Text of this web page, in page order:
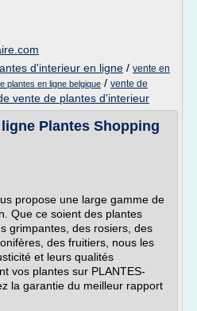
d'interieur en ligne / vente en
plantes en ligne belgique / vente de
vente de plantes d'interieur
Plantes Shopping
propose une large gamme de
Que ce soient des plantes
grimpantes, des rosiers, des
des fruitiers, nous les
et leurs qualités
vos plantes sur PLANTES-
la garantie du meilleur rapport